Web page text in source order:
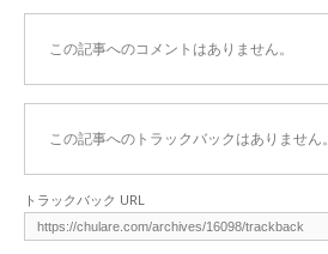
この記事へのコメントはありません。
この記事へのトラックバックはありません。
トラックバック URL